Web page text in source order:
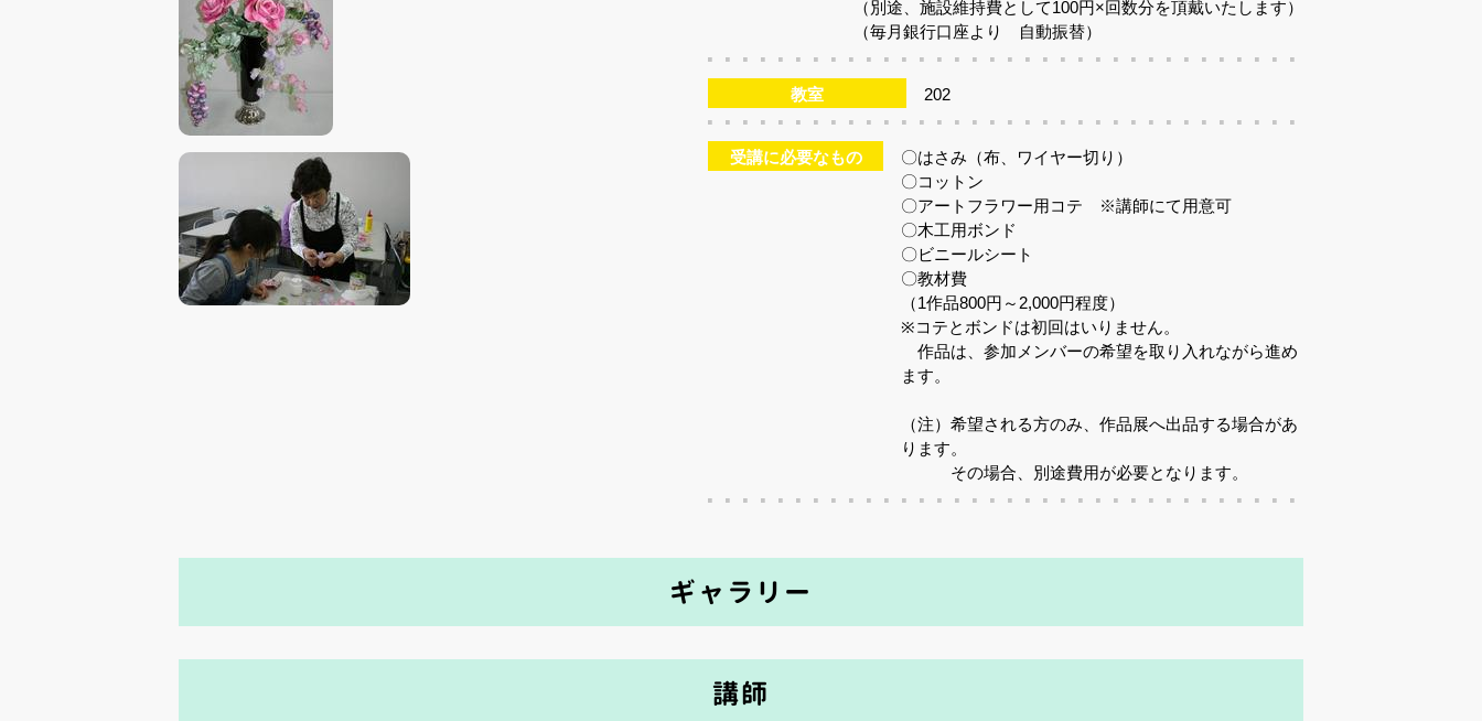
（別途、施設維持費として100円×回数分を頂戴いたします）
（毎月銀行口座より 自動振替）
教室 202
受講に必要なもの
〇はさみ（布、ワイヤー切り）
〇コットン
〇アートフラワー用コテ ※講師にて用意可
〇木工用ボンド
〇ビニールシート
〇教材費
（1作品800円～2,000円程度）
※コテとボンドは初回はいりません。
作品は、参加メンバーの希望を取り入れながら進め
ます。
（注）希望される方のみ、作品展へ出品する場合があ
ります。
その場合、別途費用が必要となります。
ギャラリー
講師